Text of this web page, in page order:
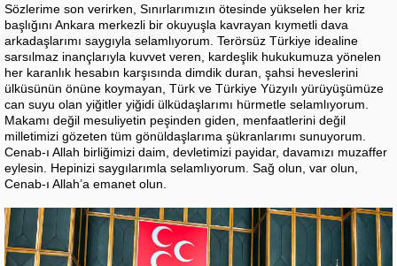
Sözlerime son verirken, Sınırlarımızın ötesinde yükselen her kriz
başlığını Ankara merkezli bir okuyuşla kavrayan kıymetli dava
arkadaşlarımı saygıyla selamlıyorum. Terörsüz Türkiye idealine
sarsılmaz inançlarıyla kuvvet veren, kardeşlik hukukumuza yönelen
her karanlık hesabın karşısında dimdik duran, şahsi heveslerini
ülküsünün önüne koymayan, Türk ve Türkiye Yüzyılı yürüyüşümüze
can suyu olan yiğitler yiğidi ülküdaşlarımı hürmetle selamlıyorum.
Makamı değil mesuliyetin peşinden giden, menfaatlerini değil
milletimizi gözeten tüm gönüldaşlarıma şükranlarımı sunuyorum.
Cenab-ı Allah birliğimizi daim, devletimizi payidar, davamızı muzaffer
eylesin. Hepinizi saygılarımla selamlıyorum. Sağ olun, var olun,
Cenab-ı Allah’a emanet olun.